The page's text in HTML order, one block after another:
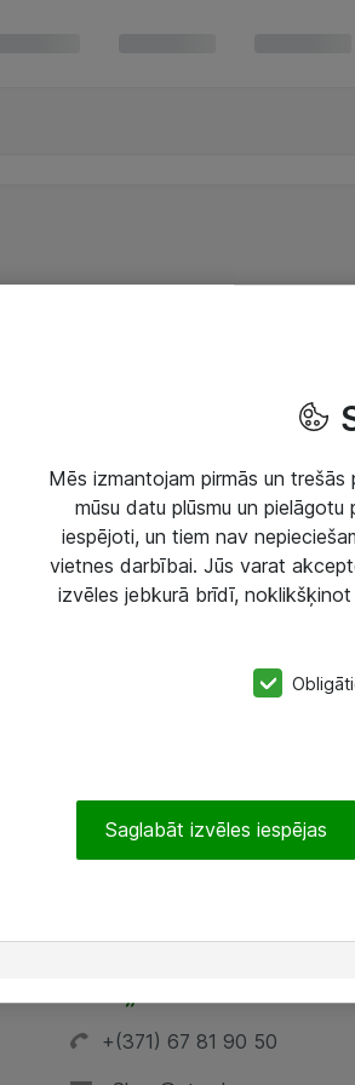
+(371) 67 81 90 50
Mēs izmantojam pirmās un
mūsu datu plūsmu un
iespējoti, un tiem nav
vietnes darbībai. Jūs varat
izvēles jebkurā brīdī,
Saglabāt izvēles iespējas